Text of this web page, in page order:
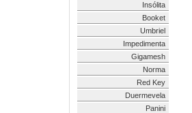
Insólita
Booket
Umbriel
Impedimenta
Gigamesh
Norma
Red Key
Duermevela
Panini